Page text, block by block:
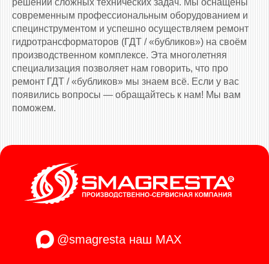
решении сложных технических задач. Мы оснащены
современным профессиональным оборудованием и
специнструментом и успешно осуществляем ремонт
гидротрансформаторов (ГДТ / «бубликов») на своём
производственном комплексе. Эта многолетняя
специализация позволяет нам говорить, что про
ремонт ГДТ / «бубликов» мы знаем всё. Если у вас
появились вопросы — обращайтесь к нам! Мы вам
поможем.
@smagresta наш MAX